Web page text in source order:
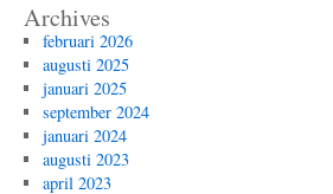
Archives
februari 2026
augusti 2025
januari 2025
september 2024
januari 2024
augusti 2023
april 2023